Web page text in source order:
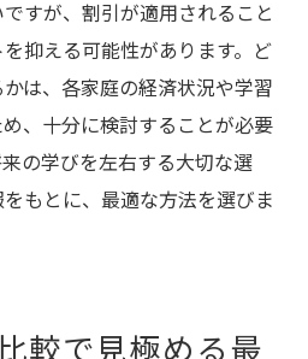
すが、割引が適用されること
抑える可能性があります。ど
は、各家庭の経済状況や学習
、十分に検討することが必要
の学びを左右する大切な選
もとに、最適な方法を選びま
較で見極める最